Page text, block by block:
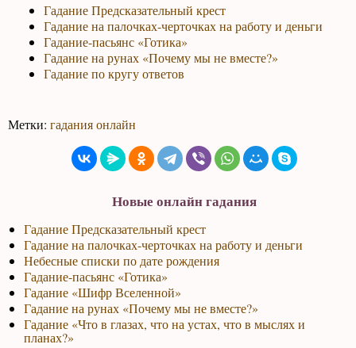
Гадание Предсказательный крест
Гадание на палочках-черточках на работу и деньги
Гадание-пасьянс «Готика»
Гадание на рунах «Почему мы не вместе?»
Гадание по кругу ответов
Метки:гадания онлайн
Новые онлайн гадания
Гадание Предсказательный крест
Гадание на палочках-черточках на работу и деньги
Небесные списки по дате рождения
Гадание-пасьянс «Готика»
Гадание «Шифр Вселенной»
Гадание на рунах «Почему мы не вместе?»
Гадание «Что в глазах, что на устах, что в мыслях и
планах?»